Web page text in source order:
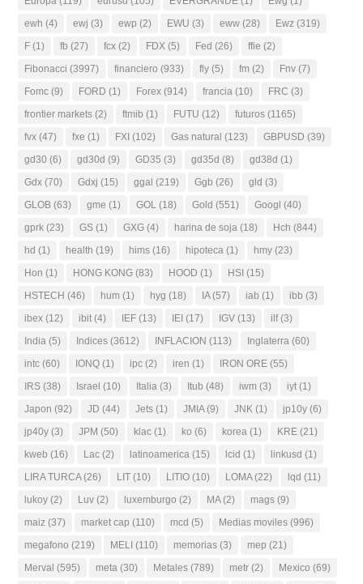
ewh (4) ewj (3) ewp (2) EWU (3) eww (28) Ewz (319)
F (1) fb (27) fcx (2) FDX (5) Fed (26) ffie (2)
Fibonacci (3997) financiero (933) fly (5) fm (2) Fnv (7)
Fomc (9) FORD (1) Forex (914) francia (10) FRC (3)
frontier markets (2) ftmib (1) FUTU (12) futuros (1165)
fvx (47) fxe (1) FXI (102) Gas natural (123) GBPUSD (39)
gd30 (6) gd30d (9) GD35 (3) gd35d (8) gd38d (1)
Gdx (70) Gdxj (15) ggal (219) Ggb (26) gld (3)
GLOB (63) gme (1) GOL (18) Gold (551) Googl (40)
gprk (23) GS (1) GXG (4) harina de soja (18) Hch (844)
hd (1) health (19) hims (16) hipoteca (1) hmy (23)
Hon (1) HONG KONG (83) HOOD (1) HSI (15)
HSTECH (46) hum (1) hyg (18) IA(57) iab (1) ibb (3)
ibex (12) ibit (4) IEF (13) IEI (17) IGV (13) ilf(3)
India (5) Indices (3612) INFLACION (113) Inglaterra (60)
intc (60) IONQ (1) ipc (2) iren (1) IRON ORE (55)
IRS (38) Israel (10) Italia (3) Itub (48) iwm (3) iyt (1)
Japon (92) JD (44) Jets (1) JMIA(9) JNK (1) jp10y (6)
jp40y (3) JPM (50) klac (1) ko (6) korea (1) KRE (21)
kweb (16) Lac (2) latinoamerica (15) lcid (1) linkusd (1)
LIRA TURCA(26) LIT (10) LITIO (10) LOMA(22) lqd (11)
lukoy (2) Luv (2) luxemburgo (2) MA(2) mags (9)
maiz (37) market cap (110) mcd (5) Medias moviles (996)
megafono (219) MELI (110) memorias (3) mep (21)
Merval (595) meta (30) Metales (789) metr (2) Mexico (69)